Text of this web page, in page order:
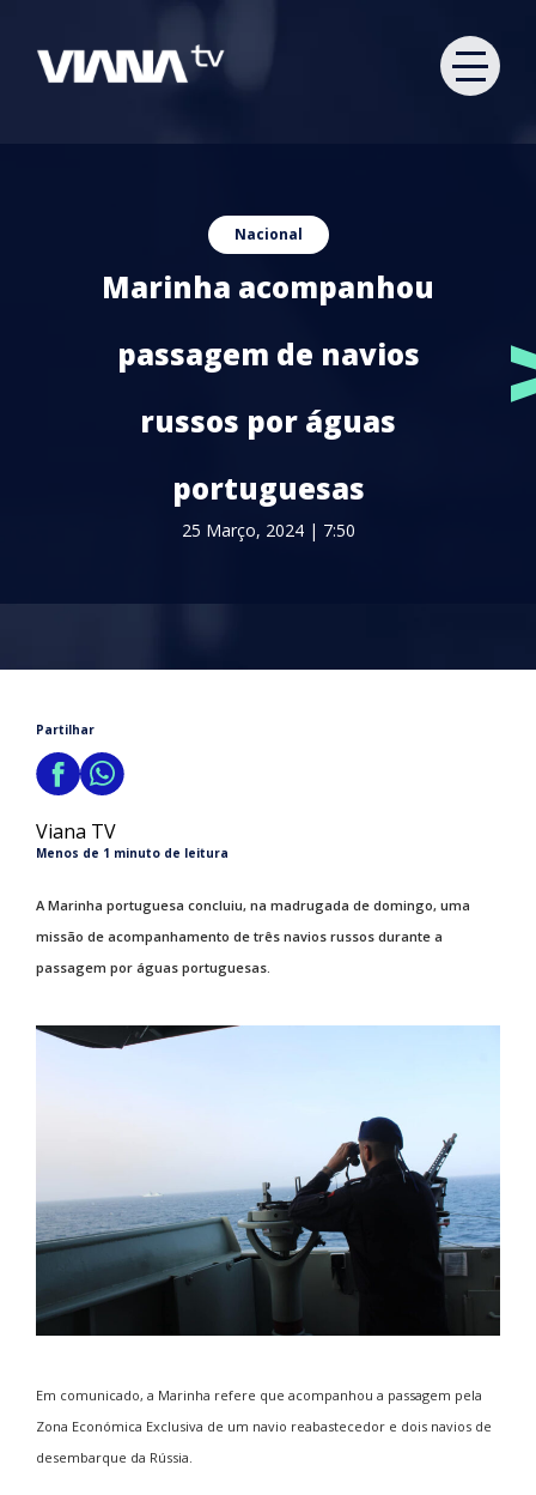
Nacional
Marinha acompanhou
passagem de navios
russos por águas
portuguesas
25 Março, 2024 | 7:50
Partilhar
Viana TV
Menos de 1 minuto de leitura
A Marinha portuguesa concluiu, na madrugada de domingo, uma
missão de acompanhamento de três navios russos durante a
passagem por águas portuguesas.
Em comunicado, a Marinha refere que acompanhou a passagem pela
Zona Económica Exclusiva de um navio reabastecedor e dois navios de
desembarque da Rússia.